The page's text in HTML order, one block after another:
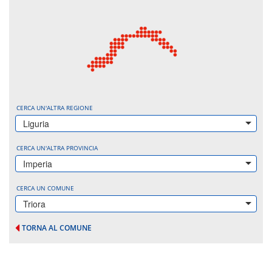
CERCA UN'ALTRA REGIONE
Liguria
CERCA UN'ALTRA PROVINCIA
Imperia
CERCA UN COMUNE
Triora
TORNA AL COMUNE